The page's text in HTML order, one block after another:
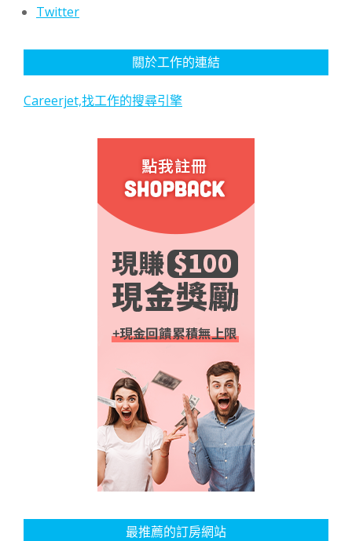
Twitter
關於工作的連結
Careerjet,找工作的搜尋引擎
最推薦的訂房網站